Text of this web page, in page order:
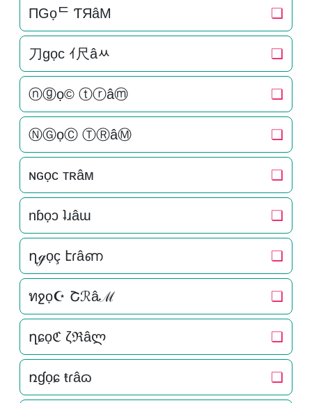
ПGọᄃ ƬЯâM ❏
刀gọc ｲ尺âﾶ ❏
ⓝⓖọ© ⓣⓡâⓜ ❏
ⓃⒼọⒸ ⓉⓇâⓂ ❏
ɴԍọc тʀâм ❏
nɓọɔ ʇɹâɯ ❏
ղℊọç էɾâണ ❏
ทջọ☪ Շℛâℳ ❏
ղɕọℭ ζℜâლ ❏
ռɠọɕ ŧɾâɷ ❏